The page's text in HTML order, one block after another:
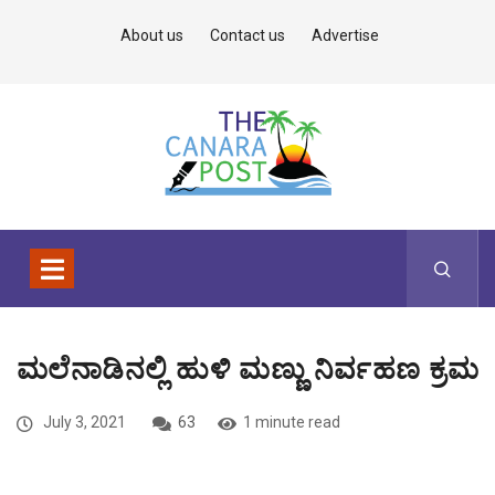
About us Contact us Advertise
ಮಲೆನಾಡಿನಲ್ಲಿ ಹುಳಿ ಮಣ್ಣು ನಿರ್ವಹಣ ಕ್ರಮ
July 3, 2021 63 1 minute read